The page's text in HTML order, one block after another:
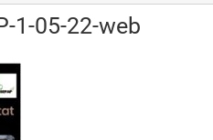
1-05-22-web